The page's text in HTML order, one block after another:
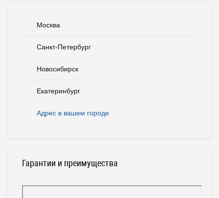
Москва
Санкт-Петербург
Новосибирск
Екатеринбург
Адрес в вашем городе
Гарантии и преимущества